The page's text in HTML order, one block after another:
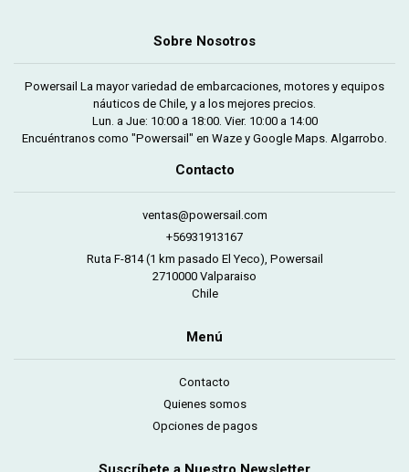
Sobre Nosotros
Powersail La mayor variedad de embarcaciones, motores y equipos
náuticos de Chile, y a los mejores precios.
Lun. a Jue: 10:00 a 18:00. Vier. 10:00 a 14:00
Encuéntranos como "Powersail" en Waze y Google Maps. Algarrobo.
Contacto
ventas@powersail.com
+56931913167
Ruta F-814 (1 km pasado El Yeco), Powersail
2710000 Valparaiso
Chile
Menú
Contacto
Quienes somos
Opciones de pagos